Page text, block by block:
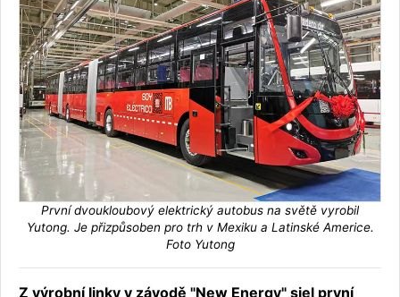
První dvoukloubový elektrický autobus na světě vyrobil
Yutong. Je přizpůsoben pro trh v Mexiku a Latinské Americe.
Foto Yutong
Z výrobní linky v závodě "New Energy" sjel první